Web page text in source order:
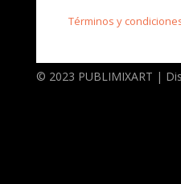
Términos y
© 2023 PUBLIMIXART |